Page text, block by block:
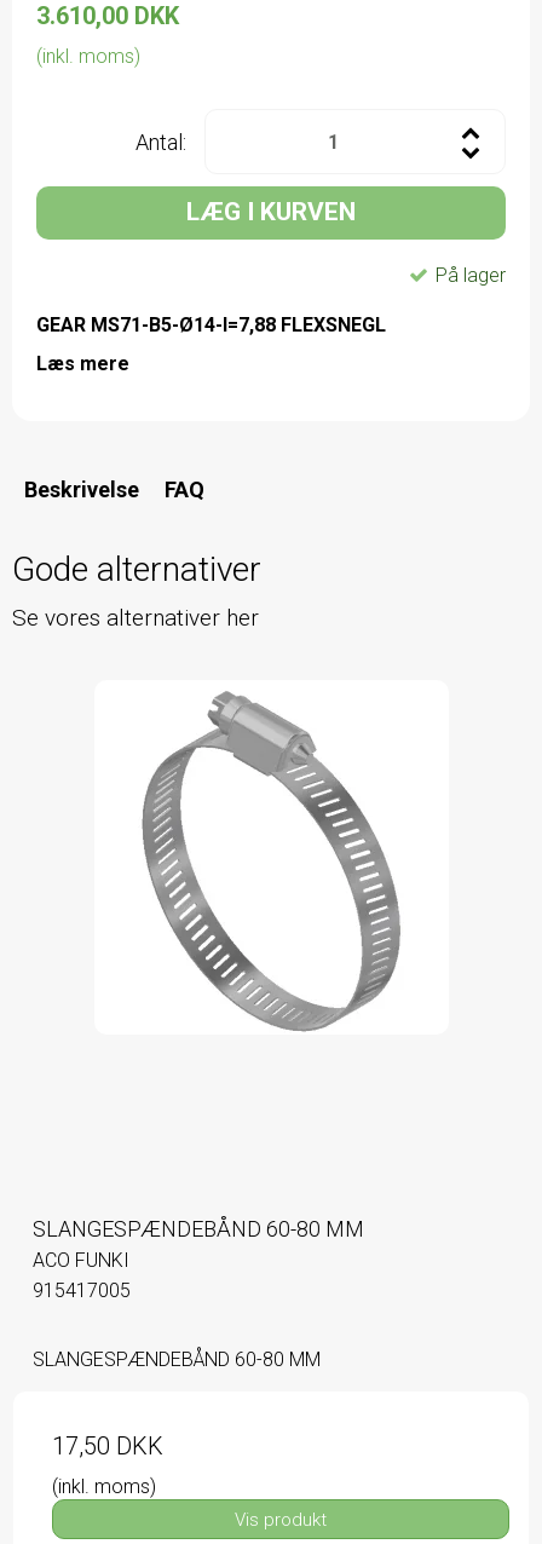
3.610,00 DKK
(inkl. moms)
Antal:
LÆG I KURVEN
På lager
GEAR MS71-B5-Ø14-I=7,88 FLEXSNEGL
Læs mere
Beskrivelse FAQ
Gode alternativer
Se vores alternativer her
SLANGESPÆNDEBÅND 60-80 MM
ACO FUNKI
915417005
SLANGESPÆNDEBÅND 60-80 MM
17,50 DKK
(inkl. moms)
Vis produkt